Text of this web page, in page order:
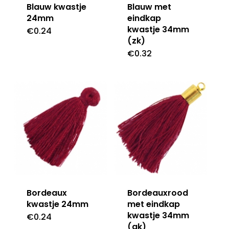
Blauw kwastje
24mm
€0.24
Blauw met
eindkap
kwastje 34mm
(zk)
€0.32
Bordeaux
kwastje 24mm
€0.24
Bordeauxrood
met eindkap
kwastje 34mm
(gk)